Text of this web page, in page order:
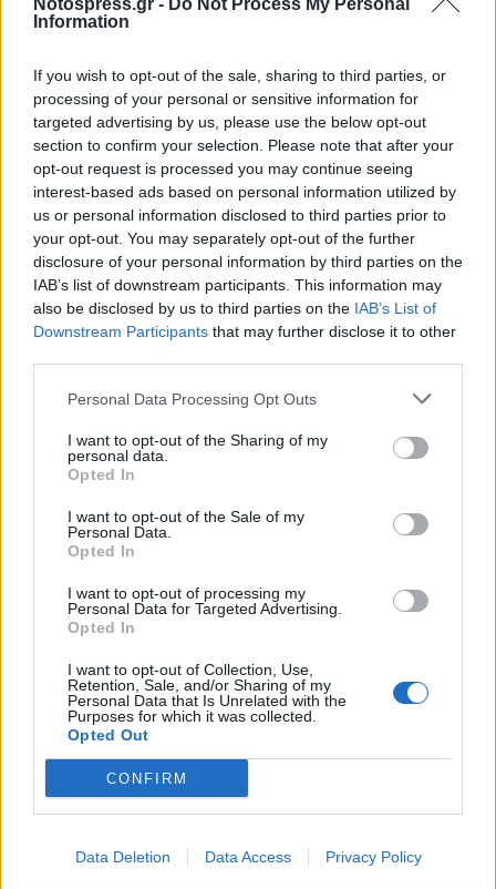
Notospress.gr - Do Not Process My Personal
Information
If you wish to opt-out of the sale, sharing to third parties, or
processing of your personal or sensitive information for
targeted advertising by us, please use the below opt-out
section to confirm your selection. Please note that after your
opt-out request is processed you may continue seeing
interest-based ads based on personal information utilized by
us or personal information disclosed to third parties prior to
your opt-out. You may separately opt-out of the further
disclosure of your personal information by third parties on the
IAB’s list of downstream participants. This information may
also be disclosed by us to third parties on the IAB’s List of
Downstream Participants that may further disclose it to other
Personal Data Processing Opt Outs
I want to opt-out of the Sharing of my
personal data.
Opted In
I want to opt-out of the Sale of my
Personal Data.
Opted In
I want to opt-out of processing my
Personal Data for Targeted Advertising.
Opted In
I want to opt-out of Collection, Use,
Retention, Sale, and/or Sharing of my
Personal Data that Is Unrelated with the
Purposes for which it was collected.
Opted Out
CONFIRM
Data Deletion Data Access Privacy Policy
Αρκάδων Δρώμενα και ο Χορευτικός Σύλλογος
Λαμπαδηφορία με τη «φλόγα της Επανάστασης»
από το 1ο & 3ο Σύστημα Πρόσκοπων Τρίπολης.
Κυριακή, 26 Σεπτεμβρίου
Μητροπολιτικός Ναός Αγίου Βασιλείου, ώρα
10:30 πμ
Αρχιερατική δοξολογία παρουσία της Α.Ε. της
Προέδρου της Δημοκρατίας
Κατερίνας Σακελλαροπούλου
Ομιλία από τον κ. Γεώργιο Βλάση
Ανδριάντας Θεόδωρου Κολοκοτρώνη, ώρα 11:15
Κατάθεση στεφάνου από την Α.Ε. την Πρόεδρο
Κατερίνα Σακελλαροπούλου
Οδός Τάσου Σεχιώτη, ώρα 12:00 μ
Επετειακή παρέλαση
Κυριακή, 26 Σεπτεμβρίου
Πλατεία Άρεως, ώρα 8:30 μμ
Όλος ο Κόσμος μια Χορωδία για τον Μίκη και
την Ελλάδα
«Τη Ρωμιοσύνη μην την κλαις, 200 χρόνια μετά»
φωνές τους και σμίγουν σε μια ενιαία χορωδία